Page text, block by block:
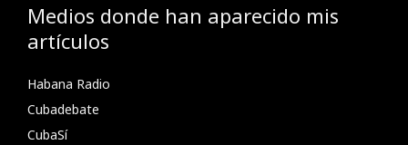
Medios donde han aparecido mis
artículos
Habana Radio
Cubadebate
CubaSí